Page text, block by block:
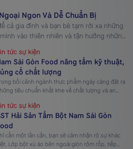
Ngon Và Dễ Chuẩn Bị
cả gia đình và bạn bè tạm rời xa những
vào thiên nhiên và tận hưởng những
ăn đi dã ngoại vừa ngon, […]
tức sự kiện
Sài Gòn Food nâng tầm kỹ thuật,
cố chất lượng
bối cảnh ngành thực phẩm ngày càng đặt ra
tiêu chuẩn khắt khe về chất lượng và an
trở thành yếu tố cốt lõi giúp doanh nghiệp
triển bền vững. Nam Sài Gòn Food không
nâng cao năng lực […]
tức sự kiện
Hải Sản Tẩm Bột Nam Sài Gòn
cần một lần cắn, bạn sẽ cảm nhận rõ sự khác
Lớp bột xù áo bên ngoài giòn rôm rốp, tiếp